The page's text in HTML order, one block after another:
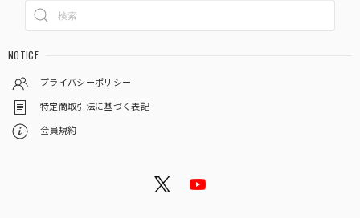
NOTICE
プライバシーポリシー
特定商取引法に基づく表記
会員規約